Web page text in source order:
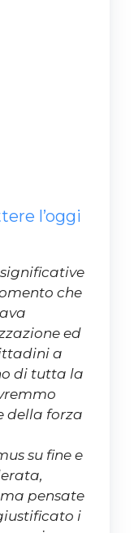
l’oggi
che
ed
a
di tutta la
della forza
su fine e
pensate
i